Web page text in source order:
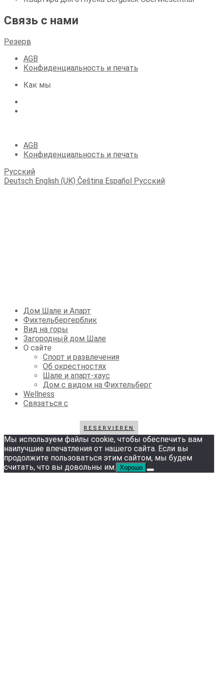
Связь с нами
Резерв
AGB
Конфиденциальность и печать
Как мы
AGB
Конфиденциальность и печать
Русский
Deutsch English (UK) Čeština Español Русский
Дом Шале и Апарт
Фихтельбергерблик
Вид на горы
Загородный дом Шале
О сайте
Спорт и развлечения
Об окрестностях
Шале и апарт-хаус
Дом с видом на Фихтельберг
Wellness
Связаться с
RESERVIEREN
Мы используем файлы cookie, чтобы обеспечить вам
наилучшие впечатления от нашего сайта. Если вы
продолжите пользоваться этим сайтом, мы будем
считать, что вы довольны им. Хорошо